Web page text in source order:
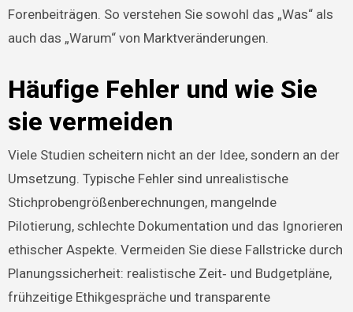
Forenbeiträgen. So verstehen Sie sowohl das „Was“ als
auch das „Warum“ von Marktveränderungen.
Häufige Fehler und wie Sie
sie vermeiden
Viele Studien scheitern nicht an der Idee, sondern an der
Umsetzung. Typische Fehler sind unrealistische
Stichprobengrößenberechnungen, mangelnde
Pilotierung, schlechte Dokumentation und das Ignorieren
ethischer Aspekte. Vermeiden Sie diese Fallstricke durch
Planungssicherheit: realistische Zeit‑ und Budgetpläne,
frühzeitige Ethikgespräche und transparente